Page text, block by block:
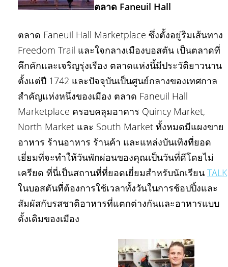
ตลาด Faneuil Hall
ตลาด Faneuil Hall Marketplace ซึ่งตั้งอยู่ริมเส้นทาง
Freedom Trail และใจกลางเมืองบอสตัน เป็นตลาดที่
คึกคักและเจริญรุ่งเรือง ตลาดแห่งนี้มีประวัติยาวนาน
ตั้งแต่ปี 1742 และปัจจุบันเป็นศูนย์กลางของเทศกาล
สำคัญแห่งหนึ่งของเมือง ตลาด Faneuil Hall
Marketplace ครอบคลุมอาคาร Quincy Market,
North Market และ South Market ทั้งหมดมีแผงขาย
อาหาร ร้านอาหาร ร้านค้า และแหล่งบันเทิงที่ยอด
เยี่ยมที่จะทำให้วันพักผ่อนของคุณเป็นวันที่ดีโดยไม่
เครียด ที่นี่เป็นสถานที่ที่ยอดเยี่ยมสำหรับนักเรียน TALK
ในบอสตันที่ต้องการใช้เวลาทั้งวันในการช้อปปิ้งและ
สัมผัสกับรสชาติอาหารที่แตกต่างกันและอาหารแบบ
ดั้งเดิมของเมือง